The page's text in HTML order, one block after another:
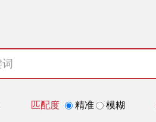
匹配度 精准 模糊